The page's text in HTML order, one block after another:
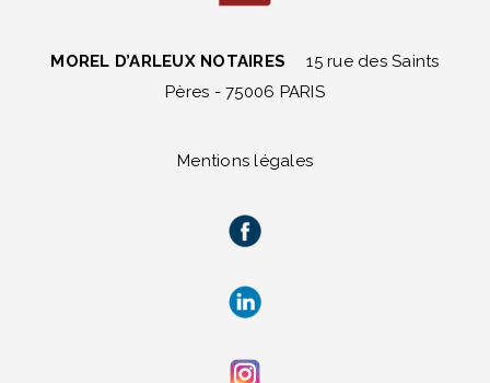
MOREL D’ARLEUX NOTAIRES
15 rue des Saints
Pères - 75006 PARIS
Mentions légales